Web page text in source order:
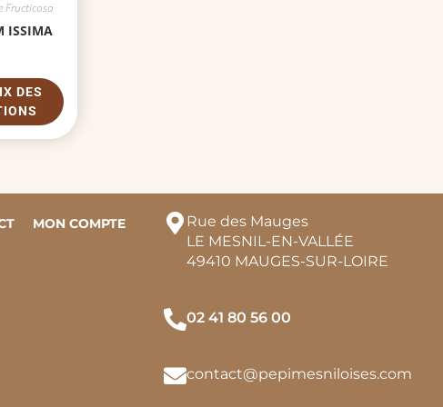
Fructicosa
ISSIMA
DES
MON COMPTE
Rue des Mauges
LE MESNIL-EN-VALLÉE
49410 MAUGES-SUR-LOIRE
02 41 80 56 00
contact@pepimesniloises.com